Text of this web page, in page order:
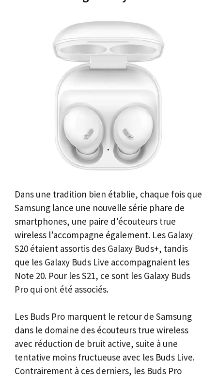
Dans une tradition bien établie, chaque fois que
Samsung lance une nouvelle série phare de
smartphones, une paire d’écouteurs true
wireless l’accompagne également. Les Galaxy
S20 étaient assortis des Galaxy Buds+, tandis
que les Galaxy Buds Live accompagnaient les
Note 20. Pour les S21, ce sont les Galaxy Buds
Pro qui ont été associés.
Les Buds Pro marquent le retour de Samsung
dans le domaine des écouteurs true wireless
avec réduction de bruit active, suite à une
tentative moins fructueuse avec les Buds Live.
Contrairement à ces derniers, les Buds Pro